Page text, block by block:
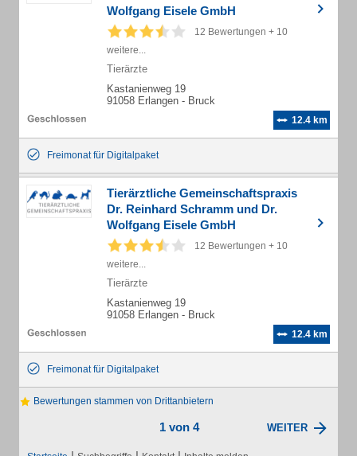
Wolfgang Eisele GmbH
12 Bewertungen + 10
weitere...
Tierärzte
Kastanienweg 19
91058 Erlangen - Bruck
12.4 km
Freimonat für Digitalpaket
Tierärztliche Gemeinschaftspraxis
Dr. Reinhard Schramm und Dr.
Wolfgang Eisele GmbH
12 Bewertungen + 10
weitere...
Tierärzte
Kastanienweg 19
91058 Erlangen - Bruck
12.4 km
Freimonat für Digitalpaket
Bewertungen stammen von Drittanbietern
1 von 4 WEITER